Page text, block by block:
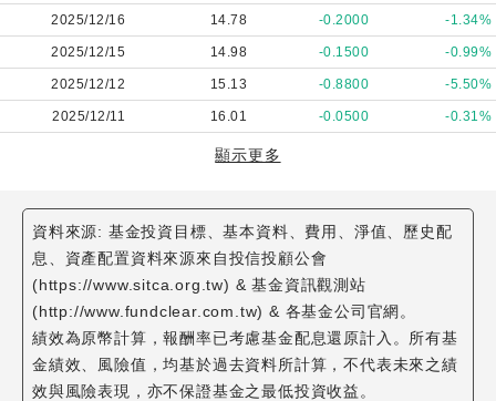
2025/12/16 14.78 -0.2000 -1.34%
2025/12/15 14.98 -0.1500 -0.99%
2025/12/12 15.13 -0.8800 -5.50%
2025/12/11 16.01 -0.0500 -0.31%
顯示更多
資料來源: 基金投資目標、基本資料、費用、淨值、歷史配
息、資產配置資料來源來自投信投顧公會
(https://www.sitca.org.tw) & 基金資訊觀測站
(http://www.fundclear.com.tw) & 各基金公司官網。
績效為原幣計算，報酬率已考慮基金配息還原計入。所有基
金績效、風險值，均基於過去資料所計算，不代表未來之績
效與風險表現，亦不保證基金之最低投資收益。